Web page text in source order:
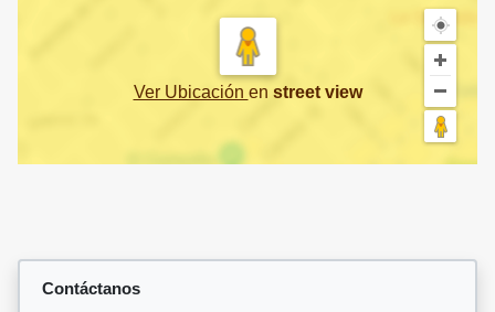
Ver Ubicación en street view
Contáctanos